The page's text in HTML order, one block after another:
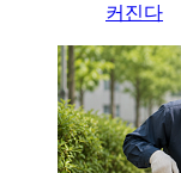
커진다